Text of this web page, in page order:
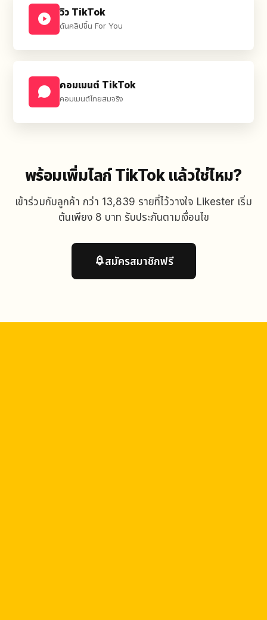
วิว TikTok
ดันคลิปขึ้น For You
คอมเมนต์ TikTok
คอมเมนต์ไทยสมจริง
พร้อมเพิ่มไลก์ TikTok แล้วใช่ไหม?
เข้าร่วมกับลูกค้า กว่า 13,839 รายที่ไว้วางใจ Likester เริ่ม
ต้นเพียง 8 บาท รับประกันตามเงื่อนไข
สมัครสมาชิกฟรี